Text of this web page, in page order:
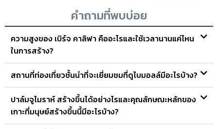
คำถามที่พบบ่อย
ความสูงของ เบิร์จ คาลิฟา คืออะไรและใช้เวลานานแค่ไหน
ในการสร้าง?
สถานที่ท่องเที่ยวชั้นนำที่จะเยี่ยมชมที่ดูไบมอลล์มีอะไรบ้าง?
ปาล์มจูไมราห์ สร้างขึ้นได้อย่างไรและคุณลักษณะหลักของ
เกาะที่มนุษย์สร้างขึ้นนี้มีอะไรบ้าง?